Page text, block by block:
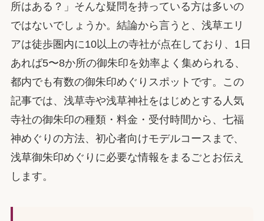
所はある？」そんな疑問を持っている方は多いの
ではないでしょうか。結論から言うと、浅草エリ
アは徒歩圏内に10以上の寺社が点在しており、1日
あれば5〜8か所の御朱印を効率よく集められる、
都内でも有数の御朱印めぐりスポットです。この
記事では、浅草寺や浅草神社をはじめとする人気
寺社の御朱印の種類・料金・受付時間から、七福
神めぐりの方法、初心者向けモデルコースまで、
浅草御朱印めぐりに必要な情報をまるごとお伝え
します。